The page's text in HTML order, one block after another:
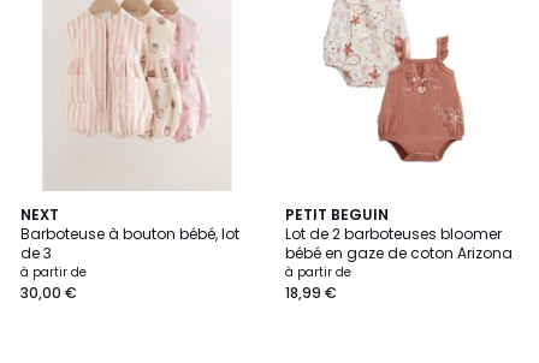
NEXT
Barboteuse à bouton bébé, lot
de 3
à partir de
30,00 €
5
Couleurs
PETIT BEGUIN
Lot de 2 barboteuses bloomer
bébé en gaze de coton Arizona
à partir de
18,99 €